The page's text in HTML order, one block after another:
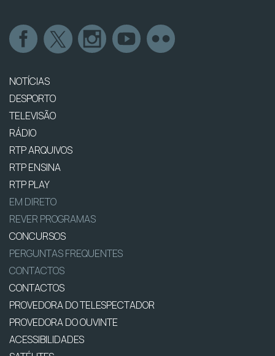
NOTÍCIAS
DESPORTO
TELEVISÃO
RÁDIO
RTP ARQUIVOS
RTP ENSINA
RTP PLAY
EM DIRETO
REVER PROGRAMAS
CONCURSOS
PERGUNTAS FREQUENTES
CONTACTOS
CONTACTOS
PROVEDORA DO TELESPECTADOR
PROVEDORA DO OUVINTE
ACESSIBILIDADES